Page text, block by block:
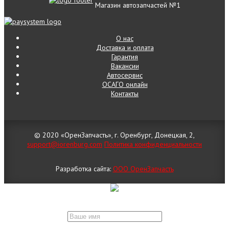
Магазин автозапчастей №1
О нас
Доставка и оплата
Гарантия
Вакансии
Автосервис
ОСАГО онлайн
Контакты
© 2020 «ОренЗапчасть», г. Оренбург, Донецкая, 2,
support@iorenburg.com Политика конфиденциальности
Разработка сайта: ООО ОренЗапчасть